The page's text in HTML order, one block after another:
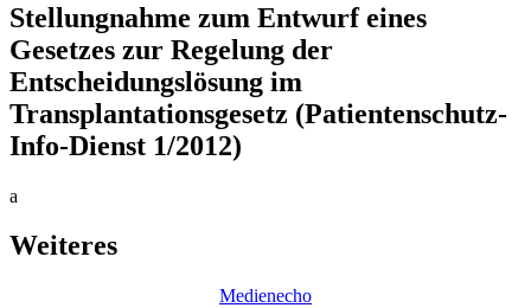
Stellungnahme zum Entwurf eines
Gesetzes zur Regelung der
Entscheidungslösung im
Transplantationsgesetz (Patientenschutz-
Info-Dienst 1/2012)
a
Weiteres
Medienecho